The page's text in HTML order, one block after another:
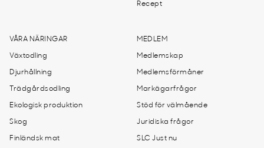
Recept
VÅRA NÄRINGAR
Växtodling
Djurhållning
Trädgårdsodling
Ekologisk produktion
Skog
Finländsk mat
MEDLEM
Medlemskap
Medlemsförmåner
Markägarfrågor
Stöd för välmående
Juridiska frågor
SLC Just nu